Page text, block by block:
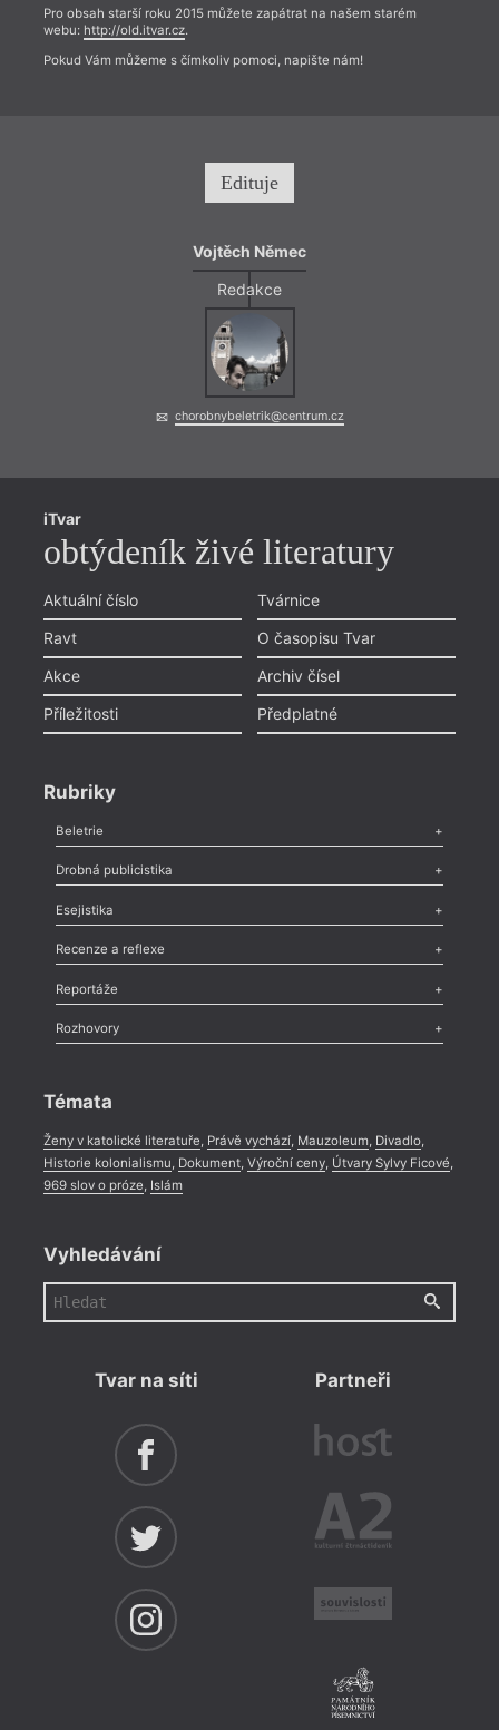
Pro obsah starší roku 2015 můžete zapátrat na našem starém
webu: http://old.itvar.cz.
Pokud Vám můžeme s čímkoliv pomoci, napište nám!
Edituje
Vojtěch Němec
Redakce
chorobnybeletrik@centrum.cz
iTvar
obtýdeník živé literatury
Aktuální číslo
Ravt
Akce
Příležitosti
Tvárnice
O časopisu Tvar
Archiv čísel
Předplatné
Rubriky
Beletrie
Poezie,Próza,Dokumenty
Drobná publicistika
Odlesk
Nekrolog,Glosa,Sloupek,Pozvánka,Literární soutěž,
Esejistika
Esej ,Pádlo,Úvaha
Recenze a reflexe
Recenze
Méně slov o próze,Celá rubrika
Reportáže
Literární zítřky
Celá rubrika
Rozhovory
Témata
Ženy v katolické literatuře, Právě vychází, Mauzoleum, Divadlo,
Historie kolonialismu, Dokument, Výroční ceny, Útvary Sylvy Ficové,
969 slov o próze, Islám
Vyhledávání
Tvar na síti Partneři